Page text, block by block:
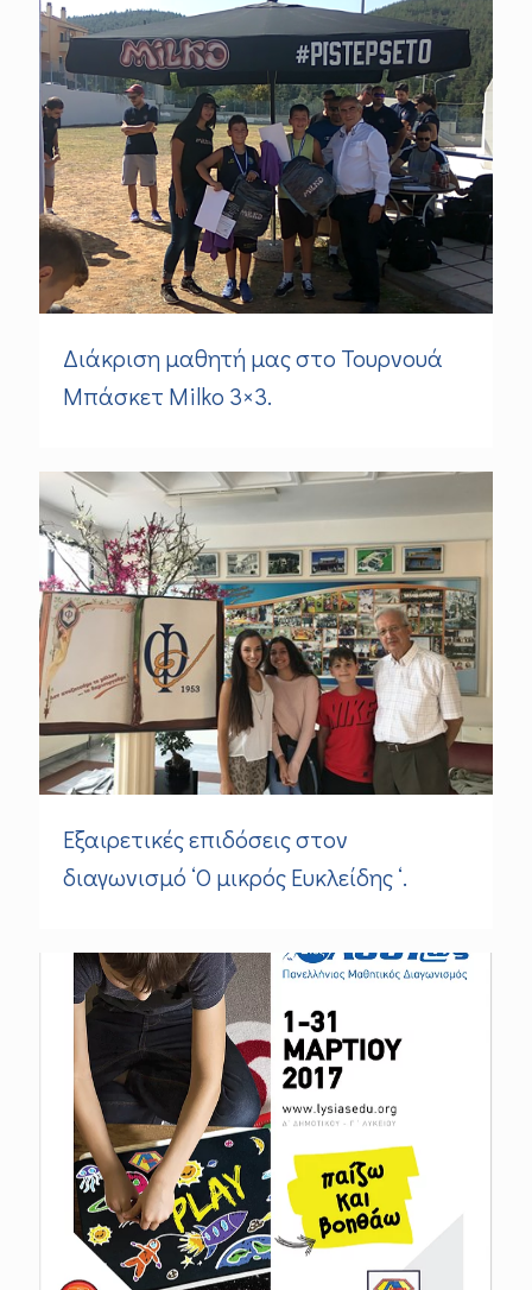
Διάκριση μαθητή μας στο Τουρνουά
Μπάσκετ Milko 3×3.
Εξαιρετικές επιδόσεις στον
διαγωνισμό ‘Ο μικρός Ευκλείδης ‘.